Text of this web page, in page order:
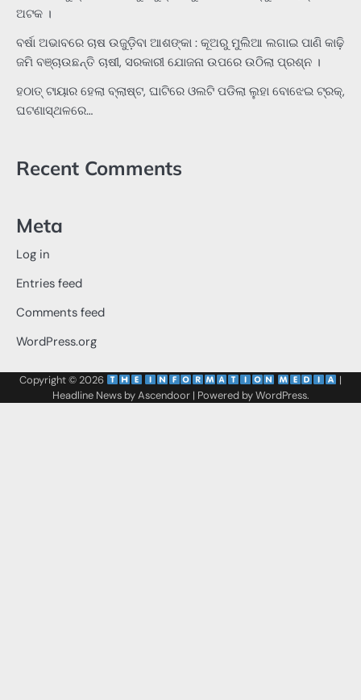
ଅଟକ ।
ବର୍ଷା ଅଭାବରେ ଚାଷ ଉଜୁଡ଼ିବା ଆଶଙ୍କା : କୂଅରୁ ମୁଲିଆ ଲଗାଇ ପାଣି କାଢ଼ି
ଜମି ବଞ୍ଚାଉଛନ୍ତି ଚାଷୀ, ସରକାରୀ ଯୋଜନା ଉପରେ ଉଠିଲା ପ୍ରଶ୍ନ ।
ହଠାତ୍‌ ଟାୟାର ହେଲା ବ୍ଲାଷ୍ଟ, ଘାଟିରେ ଓଲଟି ପଡିଲା ଲୁହା ବୋଝେଇ ଟ୍ରକ୍‌,
ଘଟଣାସ୍ଥଳରେ…
Recent Comments
Meta
Log in
Entries feed
Comments feed
WordPress.org
Copyright © 2026
|
Headline News byAscendoor| Powered byWordPress.